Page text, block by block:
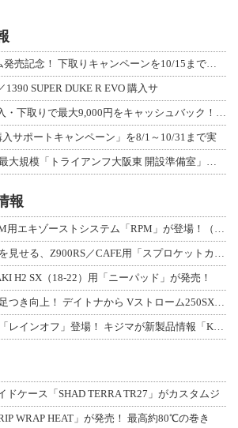
新型「RESO」インカム発売記念！ 下取りキャンペーンを10/15まで延長して開
1390 SUPER DUKE R EVO 購入サ
B+COM 最新モデル購入・下取りで最大9,000円をキャッシュバック！「B+F
入サポートキャンペーン」を8/1～10/31まで実
【トライアンフ】関西最大規模「トライアンフ大阪東 開設準備室」がオープン！ 限定
報
RPM から ホンダ GROM用エキゾーストシステム「RPM」が登場！（動画あり
カスタムスプロケットを見せる、Z900RS／CAFE用「スプロケットカバーフルキ
H2 SX（18-22）用「ニーパッド」が発売！
ゲル素材入りで快適＆足つき向上！ デイトナから Vストローム250SX用「快適ロ
ミラー用撥水フィルム「レインオフ」登場！ キジマが新製品情報「KIJIMA NE
ドケース「SHAD TERRA TR27」がカスタムジ
WRAP HEAT」が発売！ 最高約80℃の巻き